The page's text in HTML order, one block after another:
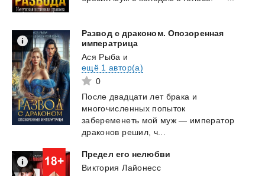
Развод с драконом. Опозоренная
императрица
Ася Рыба и
ещё 1 автор(а)
0
После двадцати лет брака и
многочисленных попыток
забеременеть мой муж — император
драконов решил, ч...
Предел его нелюбви
Виктория Лайонесс